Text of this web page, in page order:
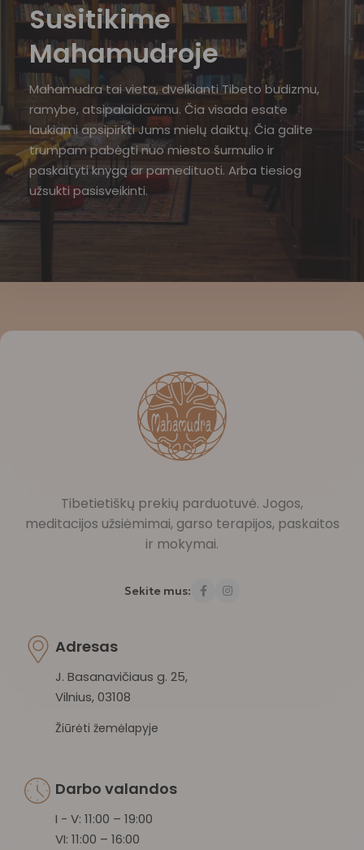
Susitikime
Mahamudroje
Mahamudra tai vieta, dvelkianti Tibeto budizmu,
ramybe, atsipalaidavimu. Čia visada esate
laukiami apsipirkti Jums mielų daiktų. Čia galite
trumpam pabėgti nuo miesto šurmulio ir
paskaityti knygą ar pamedituoti. Arba tiesiog
užsukti pasisveikinti.
Tibetietiškų prekių parduotuvė. Jogos,
meditacijos užsiėmimai, garso terapijos, paskaitos
ir mokymai.
Sekite mus:
Adresas
J. Basanavičiaus g. 25,
Vilnius, 03108
Žiūrėti žemėlapyje
Darbo valandos
I - V: 11:00 – 19:00
VI: 11:00 – 16:00